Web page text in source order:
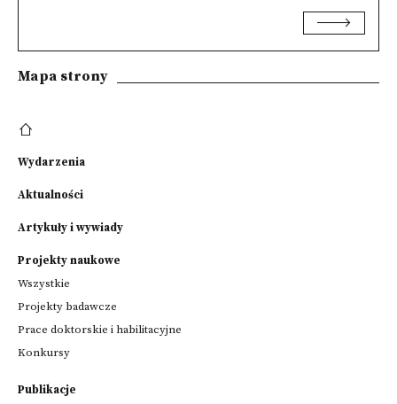
Mapa strony
Wydarzenia
Aktualności
Artykuły i wywiady
Projekty naukowe
Wszystkie
Projekty badawcze
Prace doktorskie i habilitacyjne
Konkursy
Publikacje